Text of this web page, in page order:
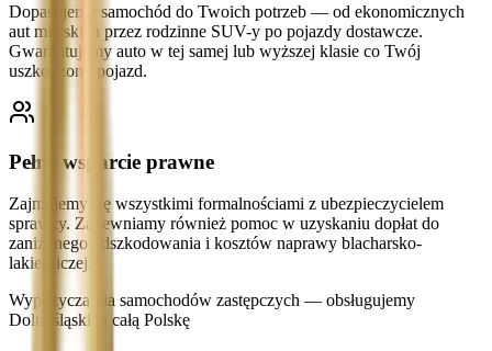
Dopasujemy samochód do Twoich potrzeb — od ekonomicznych
aut miejskich przez rodzinne SUV-y po pojazdy dostawcze.
Gwarantujemy auto w tej samej lub wyższej klasie co Twój
uszkodzony pojazd.
Pełne wsparcie prawne
Zajmujemy się wszystkimi formalnościami z ubezpieczycielem
sprawcy. Zapewniamy również pomoc w uzyskaniu dopłat do
zaniżonego odszkodowania i kosztów naprawy blacharsko-
lakierniczej.
Wypożyczalnia samochodów zastępczych — obsługujemy
Dolnośląskie i całą Polskę